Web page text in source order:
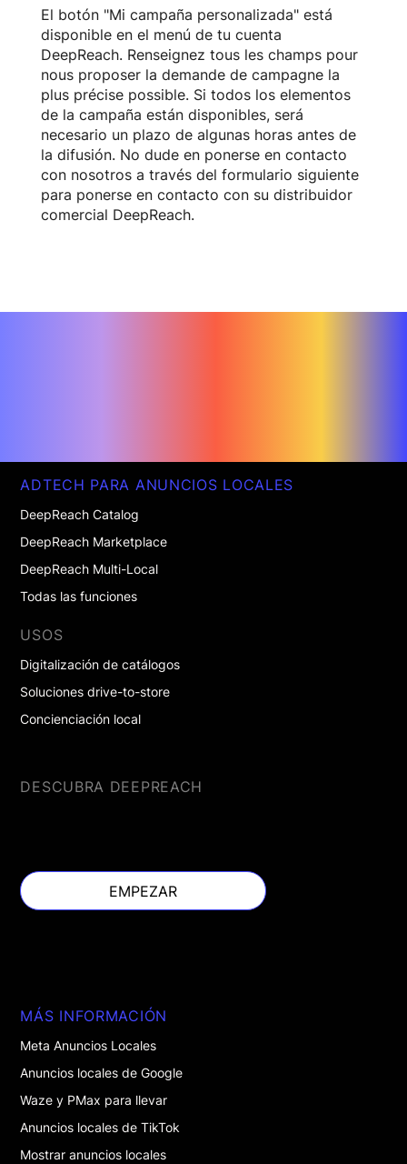
El botón "Mi campaña personalizada" está
disponible en el menú de tu cuenta
DeepReach. Renseignez tous les champs pour
nous proposer la demande de campagne la
plus précise possible. Si todos los elementos
de la campaña están disponibles, será
necesario un plazo de algunas horas antes de
la difusión. No dude en ponerse en contacto
con nosotros a través del formulario siguiente
para ponerse en contacto con su distribuidor
comercial DeepReach.
ADTECH PARA ANUNCIOS LOCALES
DeepReach Catalog
DeepReach Marketplace
DeepReach Multi-Local
Todas las funciones
USOS
Digitalización de catálogos
Soluciones drive-to-store
Concienciación local
DESCUBRA DEEPREACH
EMPEZAR
EMPEZAR
MÁS INFORMACIÓN
Meta Anuncios Locales
Anuncios locales de Google
Waze y PMax para llevar
Anuncios locales de TikTok
Mostrar anuncios locales